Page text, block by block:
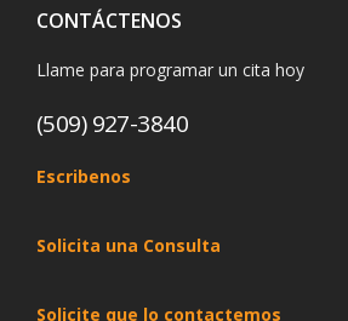
CONTÁCTENOS
Llame para programar un cita hoy
(509) 927-3840
Escribenos
Solicita una Consulta
Solicite que lo contactemos